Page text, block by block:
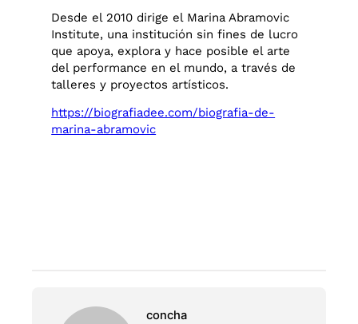
Desde el 2010 dirige el Marina Abramovic
Institute, una institución sin fines de lucro
que apoya, explora y hace posible el arte
del performance en el mundo, a través de
talleres y proyectos artísticos.
https://biografiadee.com/biografia-de-
marina-abramovic
concha